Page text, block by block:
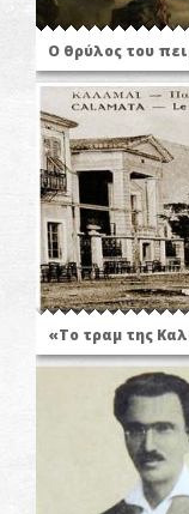
Ο θρύλος του
«Το τραμ της